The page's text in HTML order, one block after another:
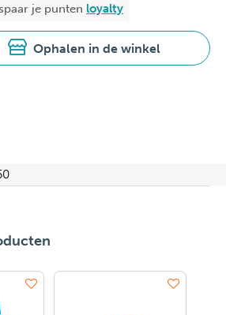
je punten loyalty
Ophalen in de winkel